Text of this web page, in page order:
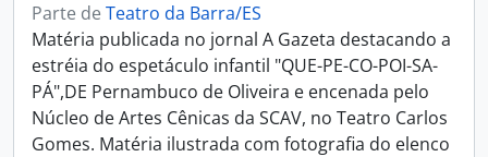
Parte de Teatro da Barra/ES
Matéria publicada no jornal A Gazeta destacando a
estréia do espetáculo infantil "QUE-PE-CO-POI-SA-
PÁ",DE Pernambuco de Oliveira e encenada pelo
Núcleo de Artes Cênicas da SCAV, no Teatro Carlos
Gomes. Matéria ilustrada com fotografia do elenco